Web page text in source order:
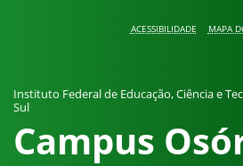
ACESSIBILIDADE MAPA
Instituto Federal de Educação, Ciência e
Sul
Campus